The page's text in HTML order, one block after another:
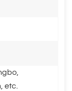
etc.